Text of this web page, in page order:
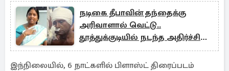
நடிகை தீபாவின் தந்தைக்கு
அரிவாளால் வெட்டு..
தூத்துக்குடியில் நடந்த அதிர்ச்சி
சம்பவம்..
இந்நிலையில், 6 நாட்களில் பிளாஸ்ட் திரைப்படம்